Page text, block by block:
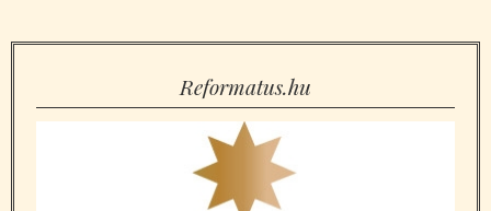
Reformatus.hu